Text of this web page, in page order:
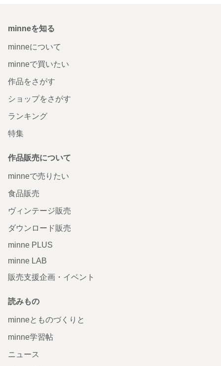
minneを知る
minneについて
minneで買いたい
作品をさがす
ショップをさがす
ランキング
特集
作品販売について
minneで売りたい
食品販売
ヴィンテージ販売
ダウンロード販売
minne PLUS
minne LAB
販売支援企画・イベント
読みもの
minneとものづくりと
minne学習帖
ニュース